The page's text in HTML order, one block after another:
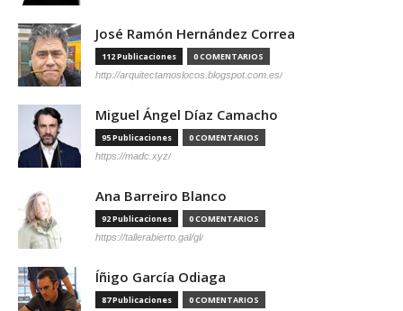
José Ramón Hernández Correa
112 Publicaciones 0 COMENTARIOS
http://arquitectamoslocos.blogspot.com.es/
Miguel Ángel Díaz Camacho
95 Publicaciones 0 COMENTARIOS
https://madc.xyz/
Ana Barreiro Blanco
92 Publicaciones 0 COMENTARIOS
https://tallerabierto.gal/gl/
Íñigo García Odiaga
87 Publicaciones 0 COMENTARIOS